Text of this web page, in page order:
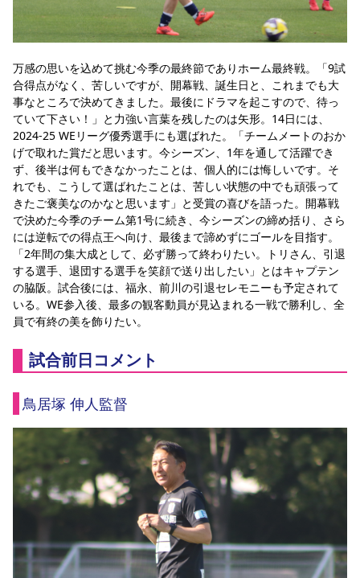
万感の思いを込めて挑む今季の最終節でありホーム最終戦。「9試
合得点がなく、苦しいですが、開幕戦、誕生日と、これまでも大
事なところで決めてきました。最後にドラマを起こすので、待っ
ていて下さい！」と力強い言葉を残したのは矢形。14日には、
2024-25 WEリーグ優秀選手にも選ばれた。「チームメートのおか
げで取れた賞だと思います。今シーズン、1年を通して活躍でき
ず、後半は何もできなかったことは、個人的には悔しいです。そ
れでも、こうして選ばれたことは、苦しい状態の中でも頑張って
きたご褒美なのかなと思います」と受賞の喜びを語った。開幕戦
で決めた今季のチーム第1号に続き、今シーズンの締め括り、さら
には逆転での得点王へ向け、最後まで諦めずにゴールを目指す。
「2年間の集大成として、必ず勝って終わりたい。トリさん、引退
する選手、退団する選手を笑顔で送り出したい」とはキャプテン
の脇阪。試合後には、福永、前川の引退セレモニーも予定されて
いる。WE参入後、最多の観客動員が見込まれる一戦で勝利し、全
員で有終の美を飾りたい。
試合前日コメント
鳥居塚 伸人監督